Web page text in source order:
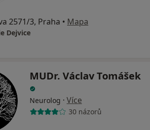
2571/3, Praha • Mapa
Dejvice
MUDr. Václav Tomášek
Neurolog · Více
30 názorů